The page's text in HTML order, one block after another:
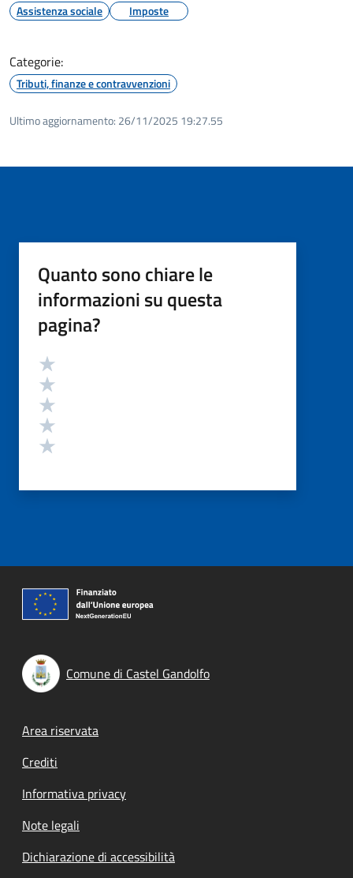
Assistenza sociale Imposte
Categorie:
Tributi, finanze e contravvenzioni
Ultimo aggiornamento: 26/11/2025 19:27.55
Quanto sono chiare le
informazioni su questa
pagina?
Valutazione
Comune di Castel Gandolfo
Footer menu
Area riservata
Crediti
Informativa privacy
Note legali
Dichiarazione di accessibilità